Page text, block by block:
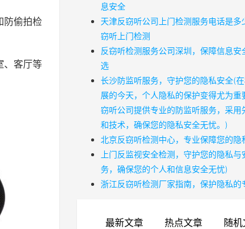
防偷拍检
、客厅等
息安全
天津反窃听公司上门检测服务电话是多
窃听上门检测
反窃听检测服务公司深圳，保障信息安
选
长沙防监听服务，守护您的隐私安全(
展的今天，个人隐私的保护变得尤为重
窃听公司提供专业的防监听服务，采用
和技术，确保您的隐私安全无忧。)
北京反窃听检测中心，专业保障您的隐
上门反监视安全检测，守护您的隐私与
务，确保您的个人和信息安全无忧)
浙江反窃听检测厂家指南，保护隐私的
最新文章 热点文章 随